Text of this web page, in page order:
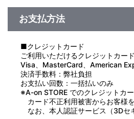
●ケガや破損の原因になることが
●商品の特性上、尖った部分があ
●汚れた場合は、水を布に含ませ
●ベンジン・シンナーなどのアル
お支払方法
■クレジットカード
ご利用いただけるクレジットカード
Visa、MasterCard、American
決済手数料：弊社負担
お支払い回数：一括払いのみ
※A-on STORE でのクレジットカ
カード不正利用被害からお客様
なお、本人認証サービス（3Dセ